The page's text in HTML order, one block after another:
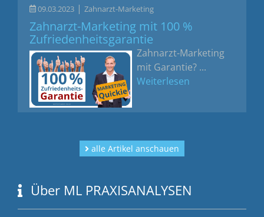
09.03.2023 |Zahnarzt-Marketing
Zahnarzt-Marketing mit 100 %
Zufriedenheitsgarantie
Zahnarzt-Marketing
mit Garantie? ...
Weiterlesen
alle Artikel anschauen
Über ML PRAXISANALYSEN